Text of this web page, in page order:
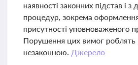
наявності законних підстав і
процедур, зокрема
присутності уповноваженого
Порушення цих вимог роблять
незаконною. Джерело